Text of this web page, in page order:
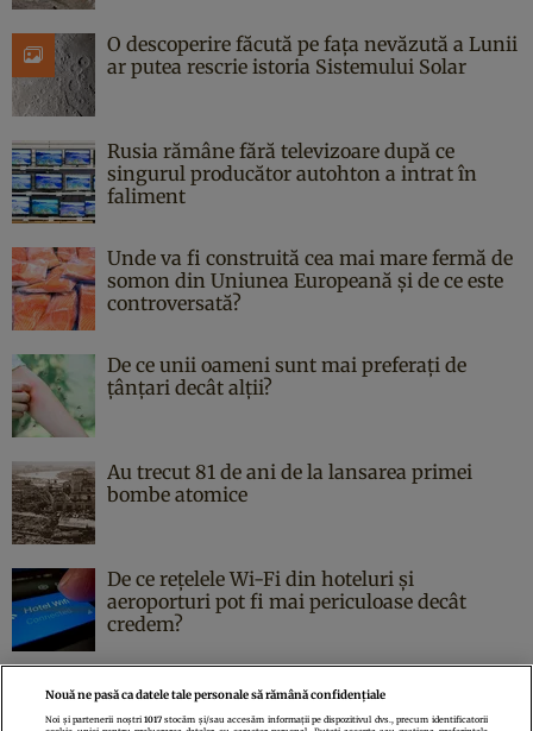
O descoperire făcută pe fața nevăzută a Lunii
ar putea rescrie istoria Sistemului Solar
Rusia rămâne fără televizoare după ce
singurul producător autohton a intrat în
faliment
Unde va fi construită cea mai mare fermă de
somon din Uniunea Europeană și de ce este
controversată?
De ce unii oameni sunt mai preferați de
țânțari decât alții?
Au trecut 81 de ani de la lansarea primei
bombe atomice
De ce rețelele Wi-Fi din hoteluri și
aeroporturi pot fi mai periculoase decât
credem?
Nouă ne pasă ca datele tale personale să rămână confidențiale
Noi și partenerii noștri1017 stocăm și/sau accesăm informații pe dispozitivul dvs., precum identificatorii